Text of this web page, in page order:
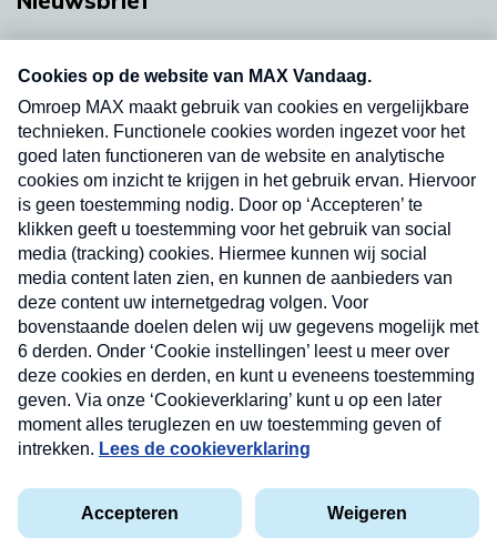
nieuwsbrief. Elke vrijdag- en dinsdagochtend in
uw mailbox.
Verzend
Privacyverklaring
Cookieverklaring
Kwetsbaarheid melden
Nieuwsbrief
Neem hier een gratis abonnement op onze
nieuwsbrief. Elke vrijdag- en dinsdagochtend in uw